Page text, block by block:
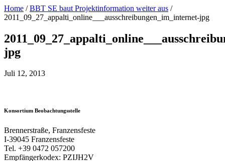
Home /BBT SE baut Projektinformation weiter aus /
2011_09_27_appalti_online___ausschreibungen_im_internet-jpg
jpg
Juli 12, 2013
Konsortium Beobachtungsstelle
Brennerstraße, Franzensfeste
I-39045 Franzensfeste
Tel. +39 0472 057200
Empfängerkodex: PZIJH2V